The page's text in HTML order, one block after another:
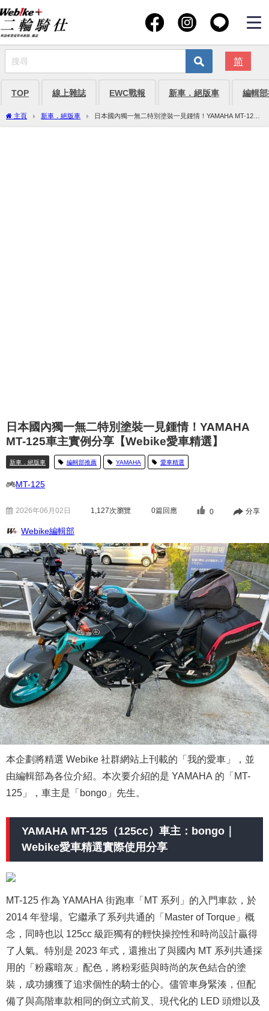
简
TOP 線上雜誌 EWC戰報 新車．絕版車 編輯
主頁 新車．絕版車
日本國內獨一無二特別塗裝一見鍾情！YAMAHA MT-125
車主實例分享【Webike愛車精選】
日本國內獨一無二特別塗裝一見鍾情！YAMAHA
MT-125車主實例分享【Webike愛車精選】
新車．絕版車 編輯部推薦 YAMAHA 愛車精選
MT-125
2026年06月02日 1,127次瀏覽 0篇回應 0 分享
Webike編輯部
本企劃將精選 Webike 社群網站上刊載的「我的愛車」，並
由編輯部為各位介紹。本次要介紹的是 YAMAHA 的「MT-
125」，車主是「bongo」先生。
YAMAHA MT-125（125cc）車主：bongo｜
Webike愛車精選實際使用分享
MT-125 作為 YAMAHA 街跑車「MT 系列」的入門車款，於
2014 年登場。它繼承了系列共通的「Master of Torque」概
念，同時也以 125cc 級距獨有的輕快操控性和時尚設計贏得
了人氣。特別是 2023 年式，還推出了與國內 MT 系列共通採
用的「粉霧暗灰」配色，將粉彩藍與時尚的灰色結合的塗
裝，成功擄獲了追求個性的騎士的心。儘管車身緊湊，但配
備了與高階車款相同的倒立式前叉、現代化的 LED 頭燈以及